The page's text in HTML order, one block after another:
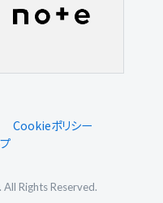
Cookieポリシー
Rights Reserved.